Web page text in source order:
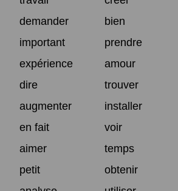
demander
bien
important
prendre
expérience
amour
dire
trouver
augmenter
installer
en fait
voir
aimer
temps
petit
obtenir